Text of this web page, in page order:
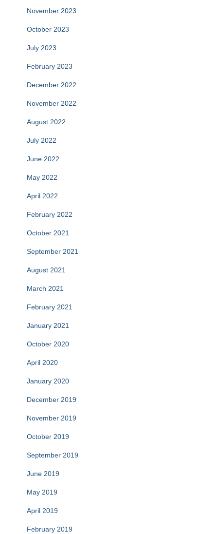
November 2023
October 2023
July 2023
February 2023
December 2022
November 2022
August 2022
July 2022
June 2022
May 2022
April 2022
February 2022
October 2021
September 2021
August 2021
March 2021
February 2021
January 2021
October 2020
April 2020
January 2020
December 2019
November 2019
October 2019
September 2019
June 2019
May 2019
April 2019
February 2019